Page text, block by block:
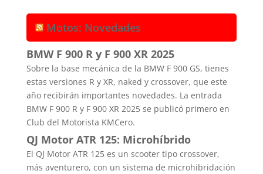
Motos: Novedades
BMW F 900 R y F 900 XR 2025
Sobre la base mecánica de la BMW F 900 GS, tienes
estas versiones R y XR, naked y crossover, que este
año recibirán importantes novedades. La entrada
BMW F 900 R y F 900 XR 2025 se publicó primero en
Club del Motorista KMCero.
QJ Motor ATR 125: Microhíbrido
El QJ Motor ATR 125 es un scooter tipo crossover,
más aventurero, con un sistema de microhibridación